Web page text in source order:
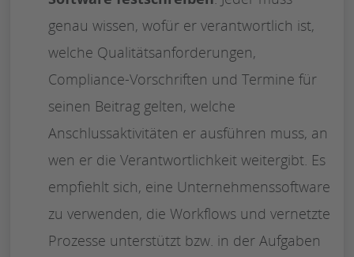
genau wissen, wofür er verantwortlich ist,
welche Qualitätsanforderungen,
Compliance-Vorschriften und Termine für
seinen Beitrag gelten, welche
Anschlussaktivitäten er ausführen muss, an
wen er die Verantwortlichkeit weitergibt. Es
empfiehlt sich, eine Unternehmenssoftware
zu verwenden, die Workflows und vernetzte
Prozesse unterstützt bzw. in der Aufgaben